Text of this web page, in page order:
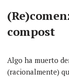
compost
Algo ha muerto
(racionalmente)